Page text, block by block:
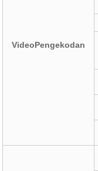
VideoPengekodan